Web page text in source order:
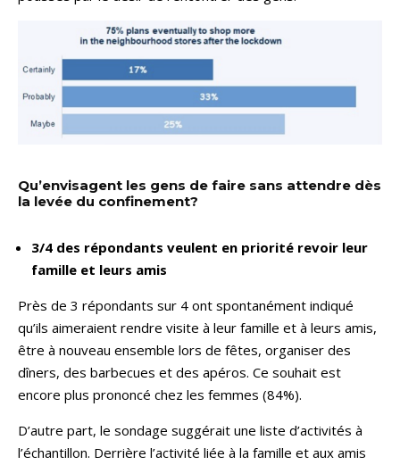
Qu’envisagent les gens de faire sans attendre dès
la levée du confinement?
3/4 des répondants veulent en priorité revoir leur
famille et leurs amis
Près de 3 répondants sur 4 ont spontanément indiqué
qu’ils aimeraient rendre visite à leur famille et à leurs amis,
être à nouveau ensemble lors de fêtes, organiser des
dîners, des barbecues et des apéros. Ce souhait est
encore plus prononcé chez les femmes (84%).
D’autre part, le sondage suggérait une liste d’activités à
l’échantillon. Derrière l’activité liée à la famille et aux amis